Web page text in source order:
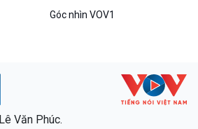
Câu chuyện thời sự
Góc nhìn VOV1
Lê Văn Phúc.